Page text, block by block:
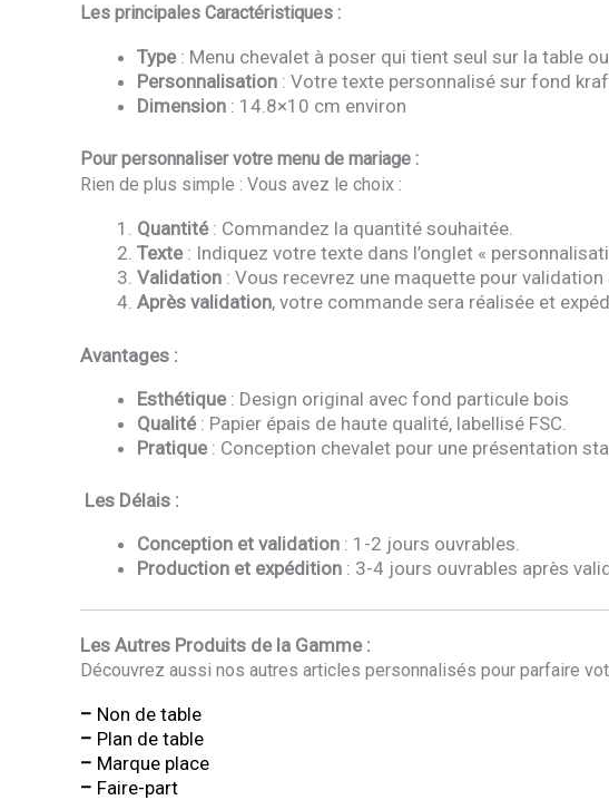
Les principales Caractéristiques :
Type: Menu chevalet à poser qui tient seul sur la table
Personnalisation : Votre texte personnalisé sur fond
Dimension : 14.8×10 cm environ
Pour personnaliser votre menu de mariage :
Rien de plus simple : Vous avez le choix :
Quantité: Commandez la quantité souhaitée.
Texte: Indiquez votre texte dans l’onglet «
Validation : Vous recevrez une maquette pour
Après validation, votre commande sera réalisée et
Avantages :
Esthétique: Design original avec fond particule bois
Qualité: Papier épais de haute qualité, labellisé FSC.
Pratique: Conception chevalet pour une présentation
Les Délais :
Conception et validation : 1-2 jours ouvrables.
Production et expédition : 3-4 jours ouvrables après
Les Autres Produits de la Gamme :
Découvrez aussi nos autres articles personnalisés pour parfaire
– Non de table
– Plan de table
– Marque place
– Faire-part